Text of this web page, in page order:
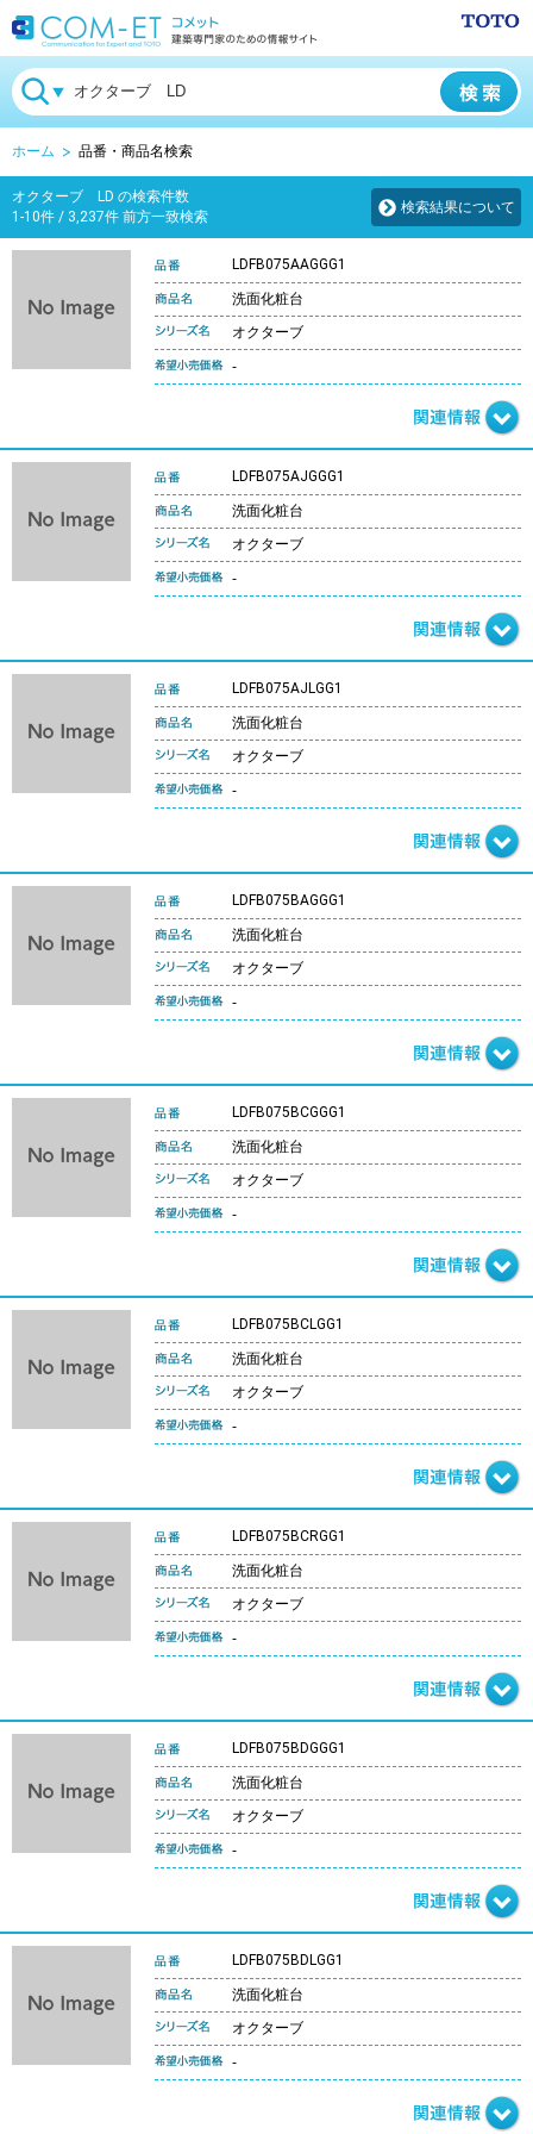
ホーム 品番・商品名検索
オクターブ LD の検索件数
1-10件 / 3,237件 前方一致検索
検索結果について
LDFB075AAGGG1
洗面化粧台
オクターブ
-
LDFB075AJGGG1
洗面化粧台
オクターブ
-
LDFB075AJLGG1
洗面化粧台
オクターブ
-
LDFB075BAGGG1
洗面化粧台
オクターブ
-
LDFB075BCGGG1
洗面化粧台
オクターブ
-
LDFB075BCLGG1
洗面化粧台
オクターブ
-
LDFB075BCRGG1
洗面化粧台
オクターブ
-
LDFB075BDGGG1
洗面化粧台
オクターブ
-
LDFB075BDLGG1
洗面化粧台
オクターブ
-